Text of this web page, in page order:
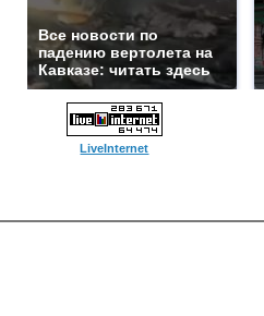
Все новости по
падению вертолета на
Кавказе: читать здесь
LiveInternet